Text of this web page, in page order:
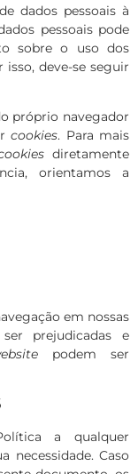
dados pessoais à
pessoais pode
sobre o uso dos
deve-se seguir
próprio navegador
cookies. Para mais
diretamente
orientamos a
em nossas
prejudicadas e
podem ser
a qualquer
necessidade. Caso